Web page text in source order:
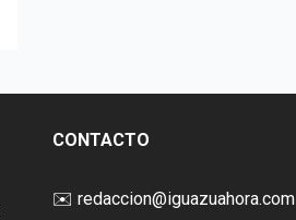
CONTACTO
✉️ redaccion@iguazuahora.com